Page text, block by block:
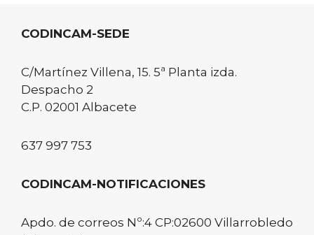
CODINCAM-SEDE
C/Martínez Villena, 15. 5ª Planta izda.
Despacho 2
C.P. 02001 Albacete
637 997 753
CODINCAM-NOTIFICACIONES
Apdo. de correos Nº:4 CP:02600 Villarrobledo